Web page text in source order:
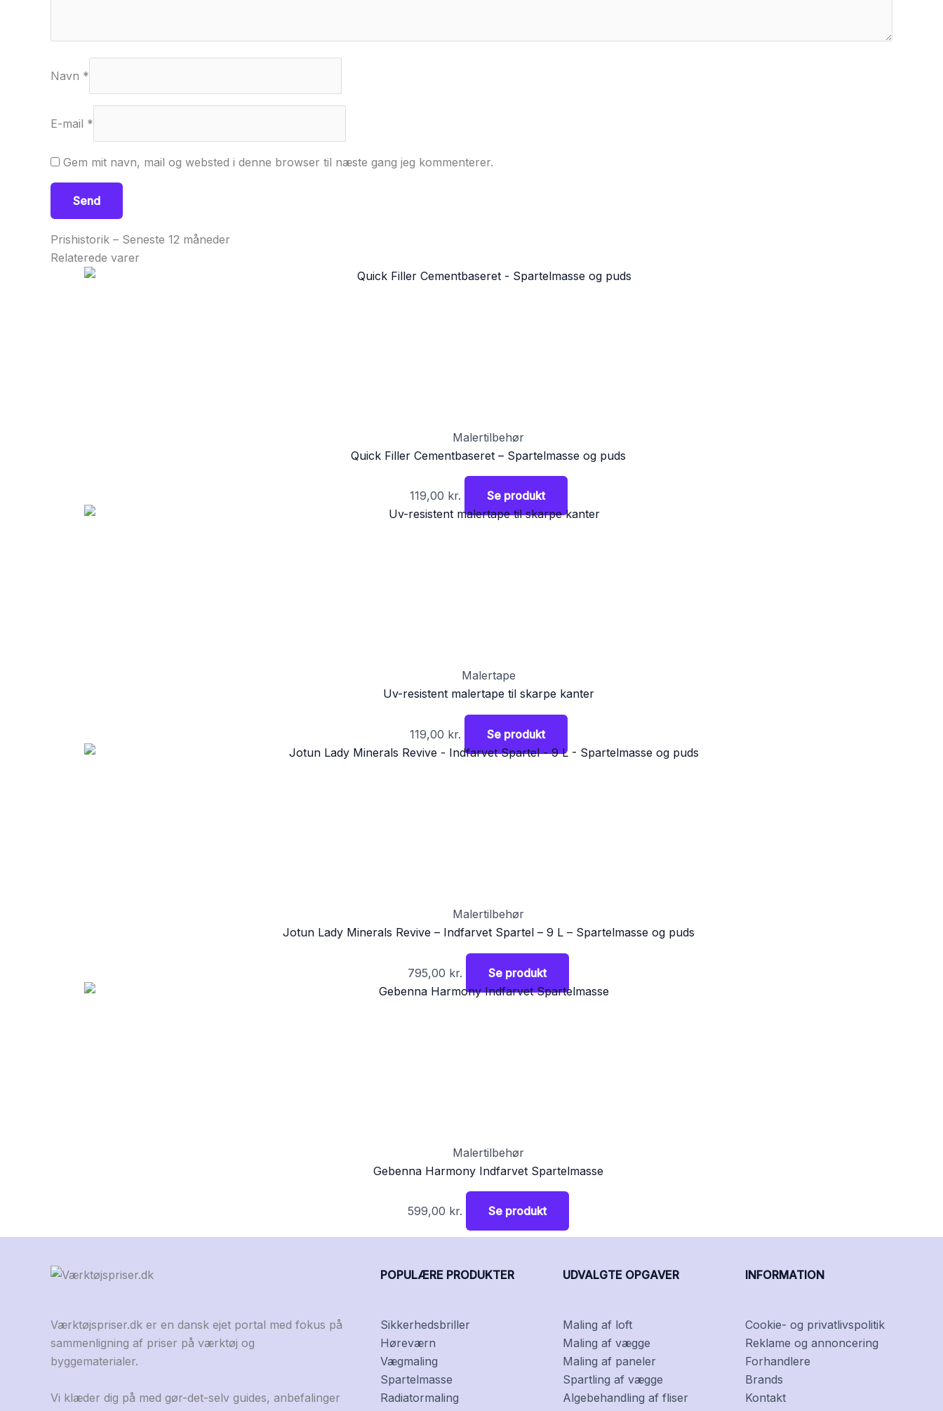
Navn *
E-mail *
Gem mit navn, mail og websted i denne browser til næste gang jeg kommenterer.
Prishistorik – Seneste 12 måneder
Relaterede varer
Malertilbehør
Quick Filler Cementbaseret – Spartelmasse og puds
119,00 kr. Se produkt
Malertape
Uv-resistent malertape til skarpe kanter
119,00 kr. Se produkt
Malertilbehør
Jotun Lady Minerals Revive – Indfarvet Spartel – 9 L – Spartelmasse og puds
795,00 kr. Se produkt
Malertilbehør
Gebenna Harmony Indfarvet Spartelmasse
599,00 kr. Se produkt
Værktøjspriser.dk er en dansk ejet portal med fokus på
sammenligning af priser på værktøj og
byggematerialer.
Vi klæder dig på med gør-det-selv guides, anbefalinger
POPULÆRE PRODUKTER
Sikkerhedsbriller
Høreværn
Vægmaling
Spartelmasse
Radiatormaling
UDVALGTE OPGAVER
Maling af loft
Maling af vægge
Maling af paneler
Spartling af vægge
Algebehandling af fliser
INFORMATION
Cookie- og privatlivspolitik
Reklame og annoncering
Forhandlere
Brands
Kontakt